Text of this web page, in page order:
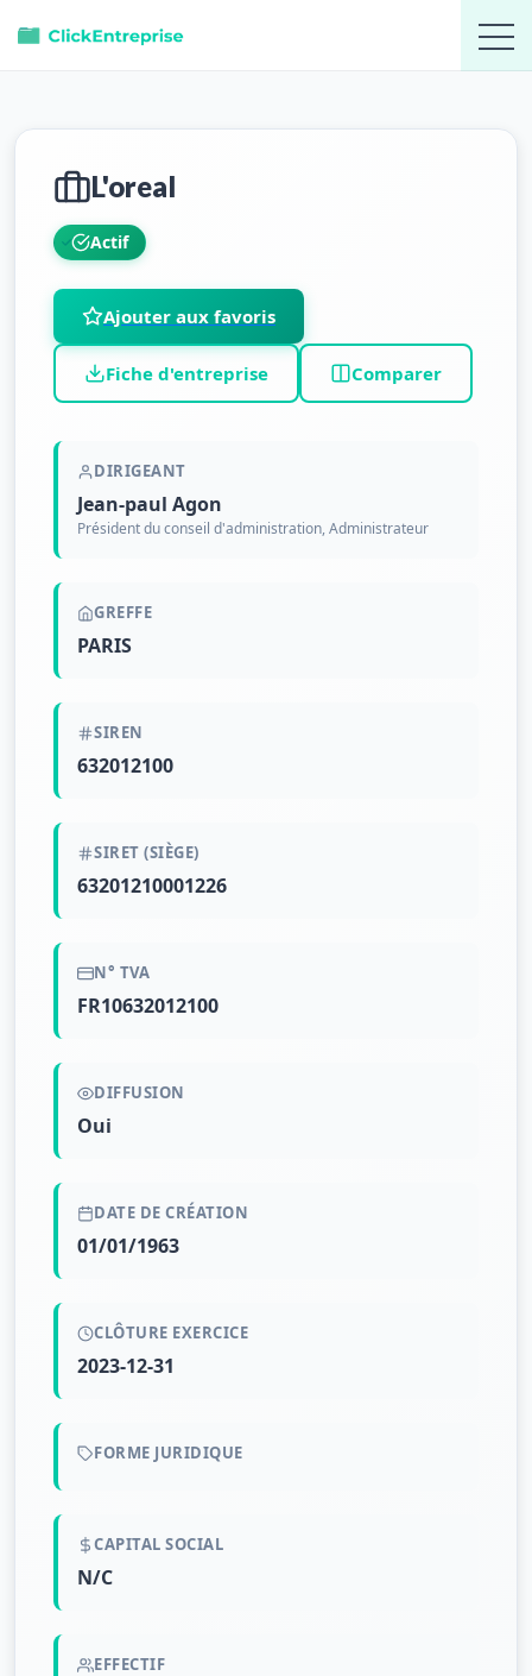
L'oreal
Actif
Ajouter aux favoris
Fiche d'entreprise Comparer
DIRIGEANT
Jean-paul Agon
Président du conseil d'administration, Administrateur
GREFFE
PARIS
SIREN
632012100
SIRET (SIÈGE)
63201210001226
N° TVA
FR10632012100
DIFFUSION
Oui
DATE DE CRÉATION
01/01/1963
CLÔTURE EXERCICE
2023-12-31
FORME JURIDIQUE
CAPITAL SOCIAL
N/C
EFFECTIF